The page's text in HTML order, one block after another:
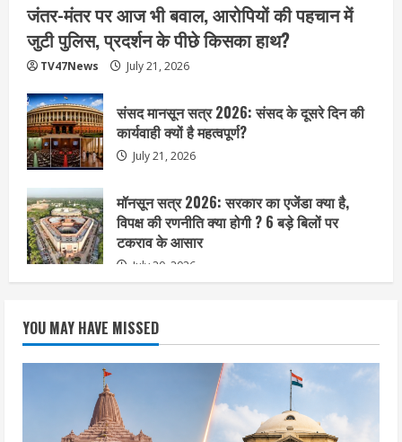
जंतर-मंतर पर आज भी बवाल, आरोपियों की पहचान में
जुटी पुलिस, प्रदर्शन के पीछे किसका हाथ?
TV47News July 21, 2026
संसद मानसून सत्र 2026: संसद के दूसरे दिन की
कार्यवाही क्यों है महत्वपूर्ण?
July 21, 2026
मॉनसून सत्र 2026: सरकार का एजेंडा क्या है,
विपक्ष की रणनीति क्या होगी ? 6 बड़े बिलों पर
टकराव के आसार
July 20, 2026
YOU MAY HAVE MISSED